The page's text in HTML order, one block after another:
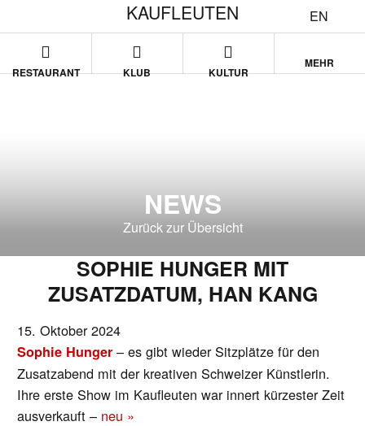
EN
KAUFLEUTEN
RESTAURANT KLUB KULTUR
MEHR
NEWS
Zurück zur Übersicht
SOPHIE HUNGER MIT
ZUSATZDATUM, HAN KANG
15. Oktober 2024
Sophie Hunger – es gibt wieder Sitzplätze für den
Zusatzabend mit der kreativen Schweizer Künstlerin.
Ihre erste Show im Kaufleuten war innert kürzester Zeit
ausverkauft – neu »